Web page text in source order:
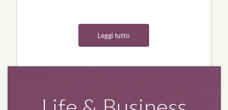
Leggi tutto